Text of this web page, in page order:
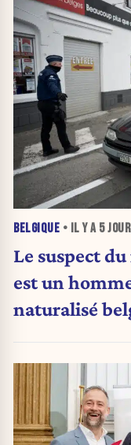
BELGIQUE • IL Y A 5
Le suspect
est un
naturalisé